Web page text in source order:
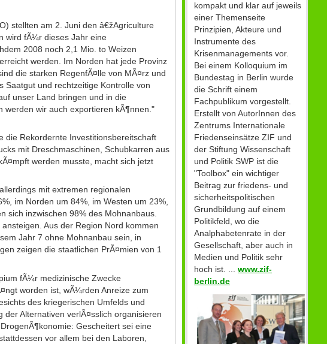
stellten am 2. Juni den â€žAgriculture
wird fÃ¼r dieses Jahr eine
2008 noch 2,1 Mio. to Weizen
werden. Im Norden hat jede Provinz
die starken RegenfÃ¤lle von MÃ¤rz und
Saatgut und rechtzeitige Kontrolle von
unser Land bringen und in die
werden wir auch exportieren kÃ¶nnen."
die Rekordernte Investitionsbereitschaft
mit Dreschmaschinen, Schubkarren aus
werden musste, macht sich jetzt
mit extremen regionalen
im Norden um 84%, im Westen um 23%,
sich inzwischen 98% des Mohnanbaus.
Aus der Region Nord kommen
Jahr 7 ohne Mohnanbau sein, in
zeigen die staatlichen PrÃ¤mien von 1
fÃ¼r medizinische Zwecke
worden ist, wÃ¼rden Anreize zum
des kriegerischen Umfelds und
Alternativen verlÃ¤sslich organisieren
Gescheitert sei eine
vor allem bei den Laboren,
kompakt und klar auf jeweils
einer Themenseite
Prinzipien, Akteure und
Instrumente des
Krisenmanagements vor.
Bei einem Kolloquium im
Bundestag in Berlin wurde
die Schrift einem
Fachpublikum vorgestellt.
Erstellt von AutorInnen des
Zentrums Internationale
Friedenseinsätze ZIF und
der Stiftung Wissenschaft
und Politik SWP ist die
"Toolbox" ein wichtiger
Beitrag zur friedens- und
sicherheitspolitischen
Grundbildung auf einem
Politikfeld, wo die
Analphabetenrate in der
Gesellschaft, aber auch in
Medien und Politik sehr
hoch ist. ... www.zif-
berlin.de